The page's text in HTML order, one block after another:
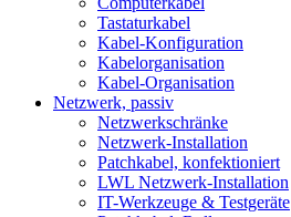
Tastaturkabel
Kabel-Konfiguration
Kabelorganisation
Kabel-Organisation
Netzwerk, passiv
Netzwerkschränke
Netzwerk-Installation
Patchkabel, konfektioniert
LWL Netzwerk-Installation
IT-Werkzeuge & Testgeräte